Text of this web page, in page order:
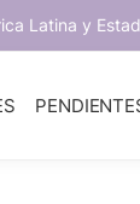
Latina y